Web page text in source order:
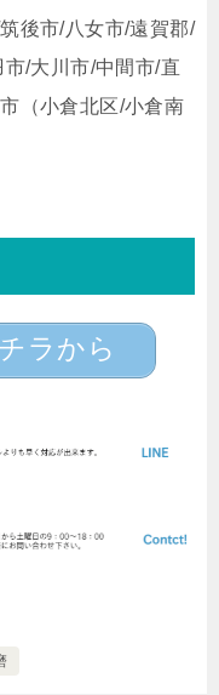
後市/八女市/遠賀郡/
/大川市/中間市/直
（小倉北区/小倉南
ラから